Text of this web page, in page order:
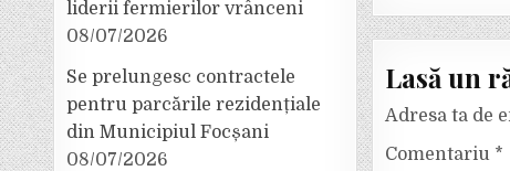
Lasă un
Adresa ta de
Comentariu *
liderii fermierilor vrânceni
08/07/2026
Se prelungesc contractele
pentru parcările rezidențiale
din Municipiul Focșani
08/07/2026